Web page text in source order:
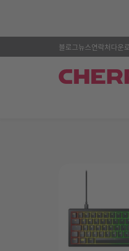
블로그뉴스연락처다운